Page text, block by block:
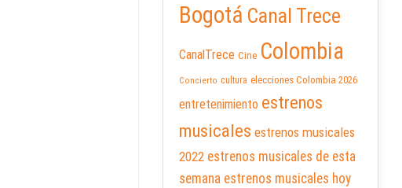
Bogotá Canal Trece
CanalTrece Cine Colombia
Concierto cultura elecciones Colombia 2026
entretenimiento estrenos
musicales estrenos musicales
2022 estrenos musicales de esta
semana estrenos musicales hoy